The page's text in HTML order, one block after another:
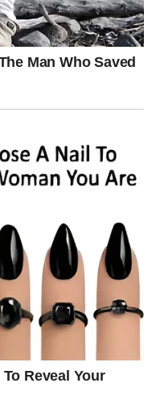
Ili shvataš
nije eksplozivna
Raka
leči.
bilo uzvraćeno, sada
Obrati pažnju
i rečenice koje